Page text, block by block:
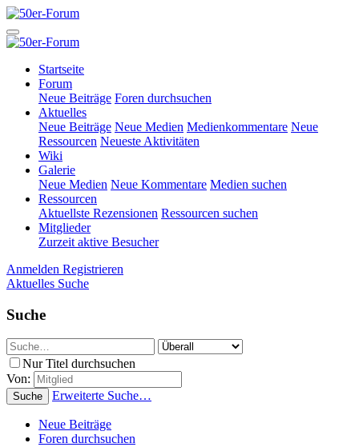
Startseite
Forum
Neue Beiträge Foren durchsuchen
Aktuelles
Neue Beiträge Neue Medien Medienkommentare Neue
Ressourcen Neueste Aktivitäten
Wiki
Galerie
Neue Medien Neue Kommentare Medien suchen
Ressourcen
Aktuellste Rezensionen Ressourcen suchen
Mitglieder
Zurzeit aktive Besucher
Anmelden Registrieren
Aktuelles Suche
Suche
Nur Titel durchsuchen
Von:
Suche Erweiterte Suche…
Neue Beiträge
Foren durchsuchen